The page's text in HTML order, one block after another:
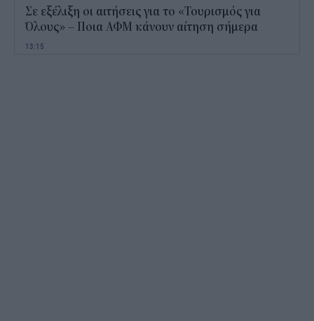
Σε εξέλιξη οι αιτήσεις για το «Τουρισμός για
Όλους» – Ποια ΑΦΜ κάνουν αίτηση σήμερα
13:15